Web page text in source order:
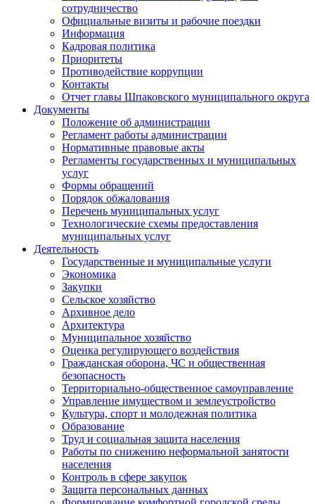
сотрудничество
Официальные визиты и рабочие поездки
Информация
Кадровая политика
Приоритеты
Противодействие коррупции
Контакты
Отчет главы Шпаковского муниципального округа
Документы
Положение об администрации
Регламент работы администрации
Нормативные правовые акты
Регламенты государственных и муниципальных
услуг
Формы обращений
Порядок обжалования
Перечень муниципальных услуг
Технологические схемы предоставления
муниципальных услуг
Деятельность
Государственные и муниципальные услуги
Экономика
Закупки
Сельское хозяйство
Архивное дело
Архитектура
Муниципальное хозяйство
Оценка регулирующего воздействия
Гражданская оборона, ЧС и общественная
безопасность
Территориально-общественное самоуправление
Управление имуществом и землеустройство
Культура, спорт и молодежная политика
Образование
Труд и социальная защита населения
Работы по снижению неформальной занятости
населения
Контроль в сфере закупок
Защита персональных данных